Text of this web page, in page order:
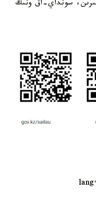
سونداي-اق ونىڭ